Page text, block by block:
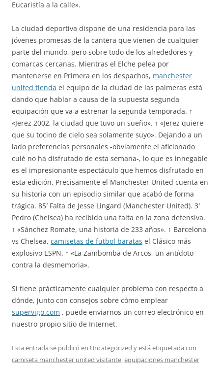
Eucaristía a la calle».
La ciudad deportiva dispone de una residencia para las
jóvenes promesas de la cantera que vienen de cualquier
parte del mundo, pero sobre todo de los alrededores y
comarcas cercanas. Mientras el Elche pelea por
mantenerse en Primera en los despachos, manchester
united tienda el equipo de la ciudad de las palmeras está
dando que hablar a causa de la supuesta segunda
equipación que va a estrenar la segunda temporada. ↑
«Jerez 2002, la ciudad que tuvo un sueño». ↑ «Jerez quiere
que su tocino de cielo sea solamente suyo». Dejando a un
lado preferencias personales -obviamente el aficionado
culé no ha disfrutado de esta semana­-, lo que es innegable
es el impresionante espectáculo que hemos disfrutado en
esta edición. Precisamente el Manchester United cuenta en
su historia con un episodio similar que acabó de forma
trágica. 85′ Falta de Jesse Lingard (Manchester United). 3′
Pedro (Chelsea) ha recibido una falta en la zona defensiva.
↑ «Sánchez Romate, una historia de 233 años». ↑ Barcelona
vs Chelsea, camisetas de futbol baratas el Clásico más
explosivo ESPN. ↑ «La Zambomba de Arcos, un antídoto
contra la desmemoria».
Si tiene prácticamente cualquier problema con respecto a
dónde, junto con consejos sobre cómo emplear
supervigo.com , puede enviarnos un correo electrónico en
nuestro propio sitio de Internet.
Esta entrada se publicó en Uncategorized y está etiquetada con
camiseta manchester united visitante,equipaciones manchester